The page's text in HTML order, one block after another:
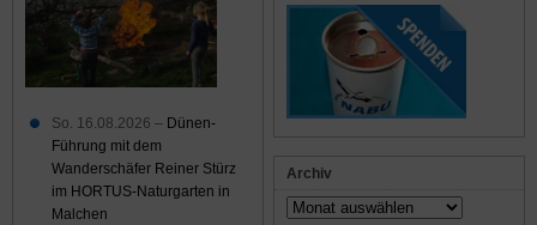
Archiv
Archiv
So. 16.08.2026 – Dünen-
Führung mit dem
Wanderschäfer Reiner Stürz
im HORTUS-Naturgarten in
Malchen